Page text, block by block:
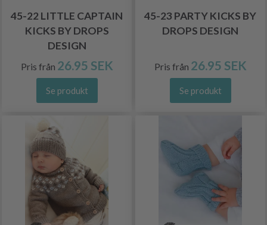
45-22 LITTLE CAPTAIN
KICKS BY DROPS
DESIGN
Pris från 26.95 SEK
Se produkt
45-23 PARTY KICKS BY
DROPS DESIGN
Pris från 26.95 SEK
Se produkt